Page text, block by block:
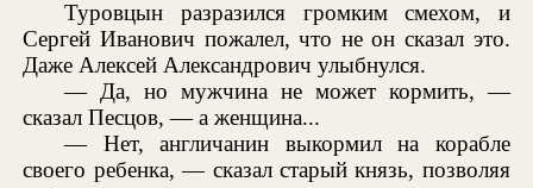
Туровцын разразился громким смехом, и
Сергей Иванович пожалел, что не он сказал это.
Даже Алексей Александрович улыбнулся.
— Да, но мужчина не может кормить, —
сказал Песцов, — а женщина...
— Нет, англичанин выкормил на корабле
своего ребенка, — сказал старый князь, позволяя